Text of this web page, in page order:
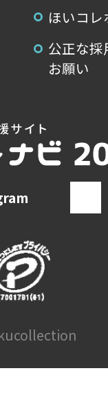
ほいコ
公正な
お願い